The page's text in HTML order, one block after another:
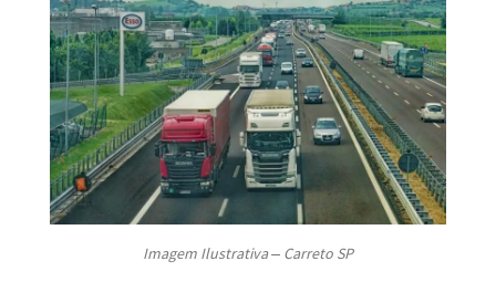
Imagem Ilustrativa – Carreto SP